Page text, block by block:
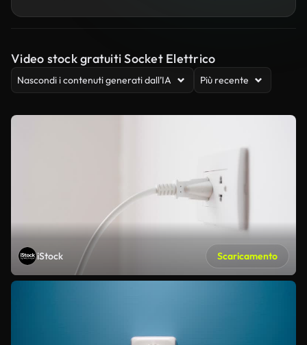
Video stock gratuiti Socket Elettrico
Nascondi i contenuti generati dall’IA Più recente
iStock Scaricamento